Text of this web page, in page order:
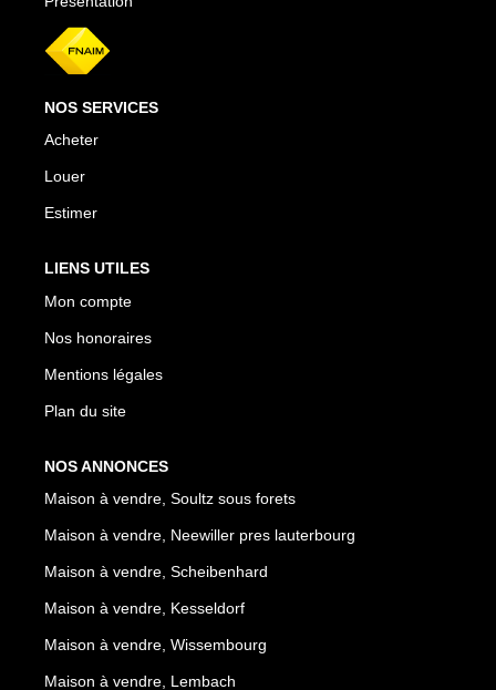
NOS SERVICES
Acheter
Louer
Estimer
LIENS UTILES
Mon compte
Nos honoraires
Mentions légales
Plan du site
NOS ANNONCES
Maison à vendre, Soultz sous forets
Maison à vendre, Neewiller pres lauterbourg
Maison à vendre, Scheibenhard
Maison à vendre, Kesseldorf
Maison à vendre, Wissembourg
Maison à vendre, Lembach